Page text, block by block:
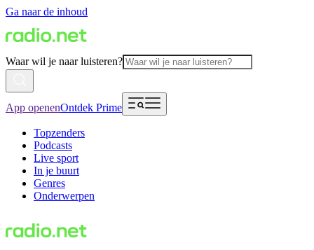
Ga naar de inhoud
Waar wil je naar luisteren?
App openenOntdek Prime
Topzenders
Podcasts
Live sport
In je buurt
Genres
Onderwerpen